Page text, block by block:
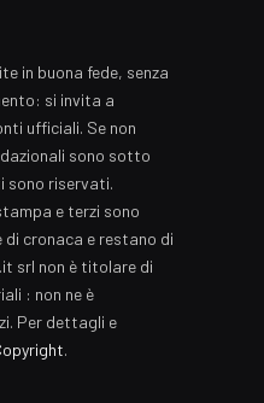
in buona fede, senza
si invita a
ufficiali. Se non
sono sotto
sono riservati.
e terzi sono
cronaca e restano di
srl non è titolare di
: non ne è
Per dettagli e
.